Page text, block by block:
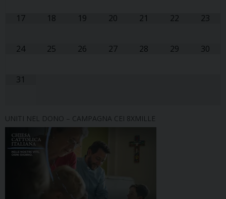
17 18 19 20 21 22 23
24 25 26 27 28 29 30
31
UNITI NEL DONO – CAMPAGNA CEI 8XMILLE